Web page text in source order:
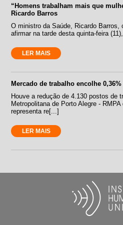
“Homens trabalham mais que
Ricardo Barros
O ministro da Saúde, Ricardo
afirmar na tarde desta quinta-feira
LER MAIS
Mercado de trabalho encolhe
Houve a redução de 4.130 postos de
Metropolitana de Porto Alegre -
representa re[...]
LER MAIS